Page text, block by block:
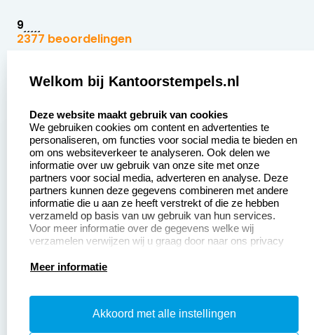
9
2377 beoordelingen
Zakelijk:
Aanvraag op maat
Betaling &
Verzending
Wederverkoper
worden
Sale
Klantenservice:
Contact opnemen
Veel gestelde vragen
Retourneren
Herroepingsrecht
Productinformatie:
Instructiepagina
Welkom bij Kantoorstempels.nl
Deze website maakt gebruik van cookies
We gebruiken cookies om content en advertenties te
personaliseren, om functies voor social media te bieden en
om ons websiteverkeer te analyseren. Ook delen we
informatie over uw gebruik van onze site met onze
partners voor social media, adverteren en analyse. Deze
partners kunnen deze gegevens combineren met andere
informatie die u aan ze heeft verstrekt of die ze hebben
verzameld op basis van uw gebruik van hun services.
Voor meer informatie over de gegevens welke wij
verzamelen verwijzen wij u graag door naar ons privacy
Meer informatie
Akkoord met alle instellingen